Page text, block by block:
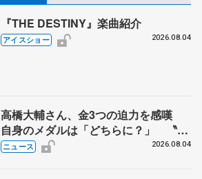
『THE DESTINY』楽曲紹介
アイスショー 2026.08.04
高橋大輔さん、金3つの迫力を感嘆
自身のメダルは「どちらに？」 〝リ
ス兄弟〟オリンピック3連覇の野村忠
ニュース 2026.08.04